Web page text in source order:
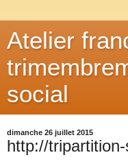
Atelier
social
dimanche 26 juillet 2015
http://